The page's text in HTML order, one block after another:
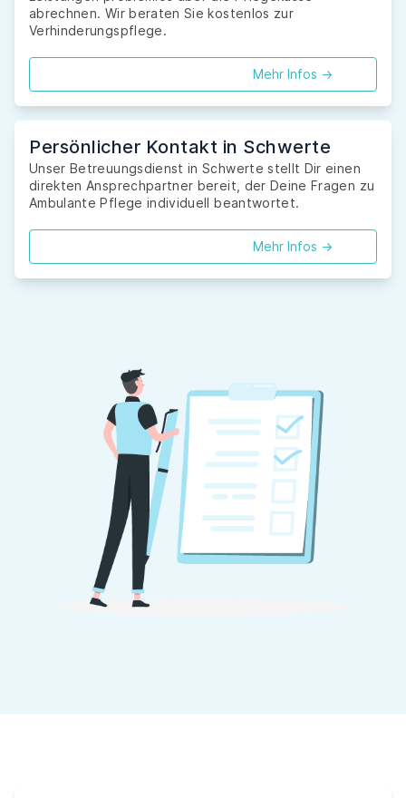
abrechnen. Wir beraten Sie kostenlos zur
Verhinderungspflege.
Mehr Infos ->
Persönlicher Kontakt in Schwerte
Unser Betreuungsdienst in Schwerte stellt Dir einen
direkten Ansprechpartner bereit, der Deine Fragen zu
Ambulante Pflege individuell beantwortet.
Mehr Infos ->